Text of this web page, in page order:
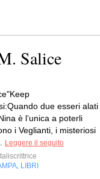
Salice
due esseri alati
è l’unica a poterli
i Veglianti, i misteriosi
Leggere il seguito
LIBRI